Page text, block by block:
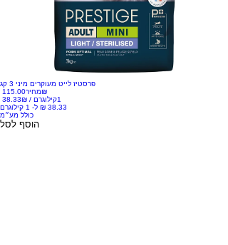
פרסטיז לייט מעוקרים מיני 3 קג
מחיר‏115.00 ‏₪
‏38.33 ‏₪ /
1קילוגרם
כולל מע״מ
הוסף לסל